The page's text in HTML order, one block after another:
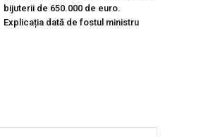
bijuterii de 650.000 de euro.
Explicația dată de fostul ministru